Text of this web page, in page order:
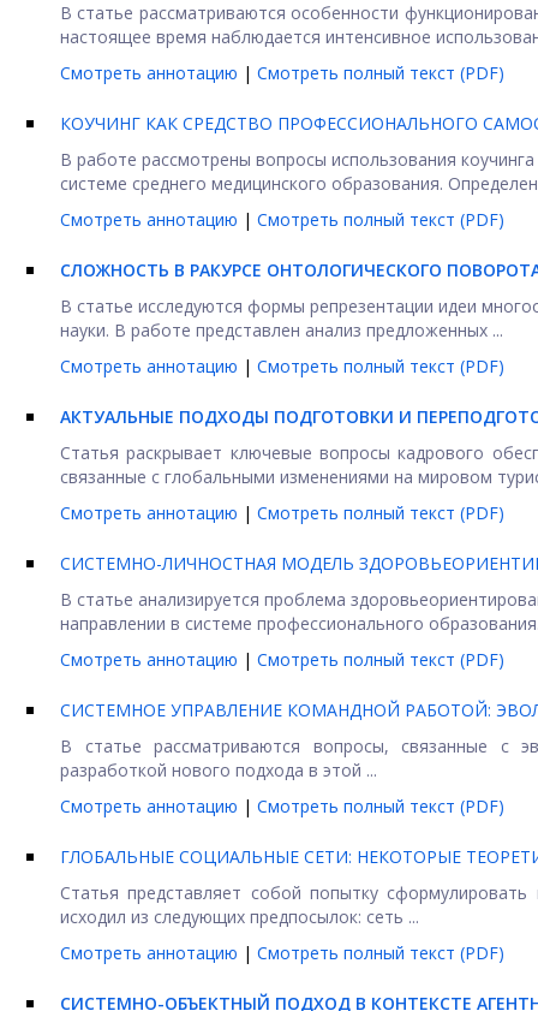
В статье рассматриваются особенности
настоящее время наблюдается интенсивное
Смотреть аннотацию | Смотреть полный текст (PDF)
КОУЧИНГ КАК СРЕДСТВО ПРОФЕССИОНАЛЬНОГО
В работе рассмотрены вопросы использования
системе среднего медицинского образования.
Смотреть аннотацию | Смотреть полный текст (PDF)
СЛОЖНОСТЬ В РАКУРСЕ ОНТОЛОГИЧЕСКОГО
В статье исследуются формы репрезентации идеи
науки. В работе представлен анализ предложенных ...
Смотреть аннотацию | Смотреть полный текст (PDF)
АКТУАЛЬНЫЕ ПОДХОДЫ ПОДГОТОВКИ И
Статья раскрывает ключевые вопросы кадрового
связанные с глобальными изменениями на мировом
Смотреть аннотацию | Смотреть полный текст (PDF)
СИСТЕМНО-ЛИЧНОСТНАЯ МОДЕЛЬ
В статье анализируется проблема
направлении в системе профессионального
Смотреть аннотацию | Смотреть полный текст (PDF)
СИСТЕМНОЕ УПРАВЛЕНИЕ КОМАНДНОЙ РАБОТОЙ:
В статье рассматриваются вопросы, связанные с
разработкой нового подхода в этой ...
Смотреть аннотацию | Смотреть полный текст (PDF)
ГЛОБАЛЬНЫЕ СОЦИАЛЬНЫЕ СЕТИ: НЕКОТОРЫЕ
Статья представляет собой попытку
исходил из следующих предпосылок: сеть ...
Смотреть аннотацию | Смотреть полный текст (PDF)
СИСТЕМНО-ОБЪЕКТНЫЙ ПОДХОД В КОНТЕКСТЕ